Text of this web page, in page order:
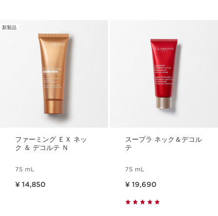
新製品
ファーミング ＥＸ ネッ
ク ＆ デコルテ Ｎ
75 mL
¥ 14,850
スープラ ネック＆デコル
テ
75 mL
¥ 19,690